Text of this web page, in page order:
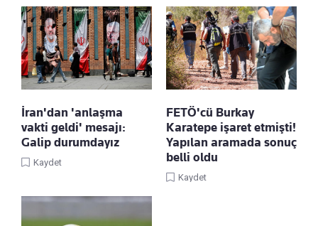
İran'dan 'anlaşma
vakti geldi' mesajı:
Galip durumdayız
Kaydet
FETÖ'cü Burkay
Karatepe işaret etmişti!
Yapılan aramada sonuç
belli oldu
Kaydet